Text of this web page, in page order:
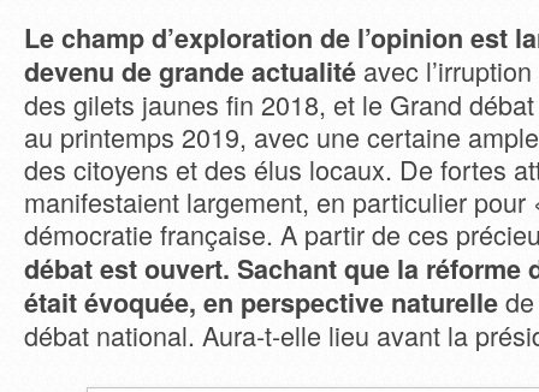
Le champ d’exploration de l’opinion est
devenu de grande actualité avec
des gilets jaunes fin 2018, et le Grand
au printemps 2019, avec une certaine
des citoyens et des élus locaux. De fortes
manifestaient largement, en particulier pour
démocratie française. A partir de ces
débat est ouvert. Sachant que la réforme
était évoquée, en perspective naturelle
débat national. Aura-t-elle lieu avant la